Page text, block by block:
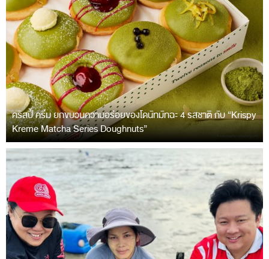
คริสปี้ ครีม ยกขบวนความอร่อยของโดนัทมัทฉะ 4 รสชาติ กับ “Krispy
Kreme Matcha Series Doughnuts”